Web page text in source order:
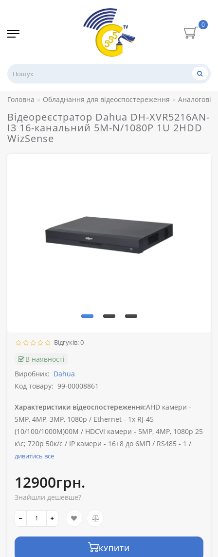
0
Головна Обладнання для відеоспостереження Аналогові
Відеореєстратор Dahua DH-XVR5216AN-
I3 16-канальний 5M-N/1080P 1U 2HDD
WizSense
Відгуків: 0
В наявності
Виробник: Dahua
Код товару: 99-00008861
Характеристики відеоспостереження:AHD камери -
5MP, 4MP, 3MP, 1080p / Ethernet - 1х RJ-45
(10/100/1000M)00M / HDCVI камери - 5MP, 4MP, 1080p 25
к\с; 720p 50к/с / IP камери - 16+8 до 6МП / RS485 - 1 /
дивитись все
12900грн.
Знайшли дешевше?
КУПИТИ